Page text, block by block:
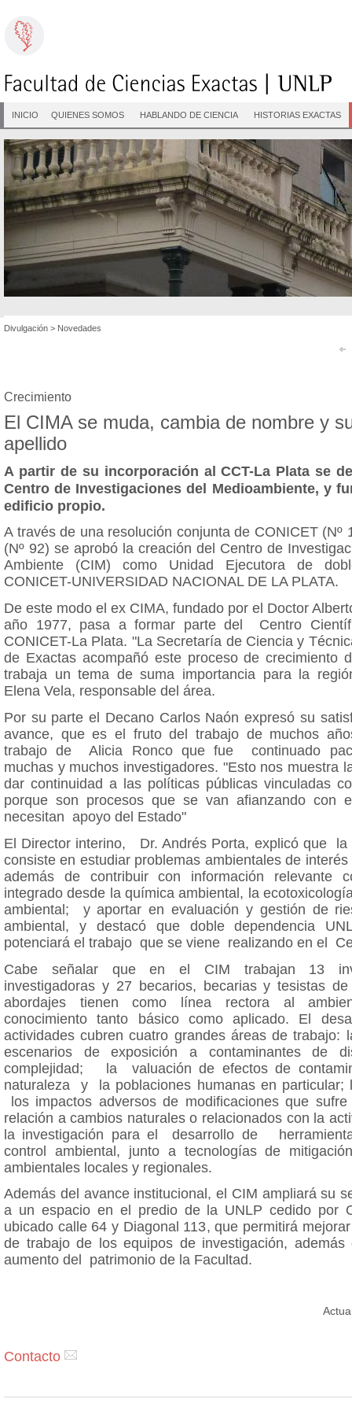
INICIO QUIENES SOMOS HABLANDO DE CIENCIA HISTORIAS EXACTAS
Divulgación > Novedades
Crecimiento
El CIMA se muda, cambia de nombre y
apellido
A partir de su incorporación al CCT-La Plata se
Centro de Investigaciones del Medioambiente, y
edificio propio.
A través de una resolución conjunta de CONICET (Nº
(Nº 92) se aprobó la creación del Centro de
Ambiente (CIM) como Unidad Ejecutora de
CONICET-UNIVERSIDAD NACIONAL DE LA PLATA.
De este modo el ex CIMA, fundado por el Doctor
año 1977, pasa a formar parte del Centro
CONICET-La Plata. "La Secretaría de Ciencia y
de Exactas acompañó este proceso de crecimiento
trabaja un tema de suma importancia para la
Elena Vela, responsable del área.
Por su parte el Decano Carlos Naón expresó su
avance, que es el fruto del trabajo de muchos
trabajo de Alicia Ronco que fue continuado
muchas y muchos investigadores. "Esto nos muestra
dar continuidad a las políticas públicas vinculadas
porque son procesos que se van afianzando con
necesitan apoyo del Estado"
El Director interino, Dr. Andrés Porta, explicó que
consiste en estudiar problemas ambientales de
además de contribuir con información relevante
integrado desde la química ambiental, la
ambiental; y aportar en evaluación y gestión de
ambiental, y destacó que doble dependencia
potenciará el trabajo que se viene realizando en el
Cabe señalar que en el CIM trabajan 13
investigadoras y 27 becarios, becarias y tesistas
abordajes tienen como línea rectora al
conocimiento tanto básico como aplicado. El
actividades cubren cuatro grandes áreas de trabajo:
escenarios de exposición a contaminantes de
complejidad; la valuación de efectos de
naturaleza y la poblaciones humanas en particular;
los impactos adversos de modificaciones que
relación a cambios naturales o relacionados con la
la investigación para el desarrollo de
control ambiental, junto a tecnologías de
ambientales locales y regionales.
Además del avance institucional, el CIM ampliará su
a un espacio en el predio de la UNLP cedido por
ubicado calle 64 y Diagonal 113, que permitirá
de trabajo de los equipos de investigación, además
aumento del patrimonio de la Facultad.
Contacto